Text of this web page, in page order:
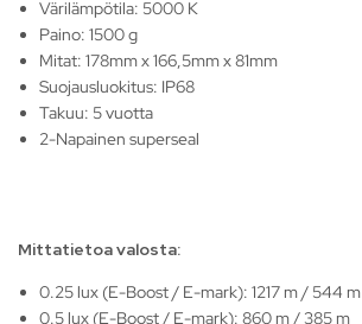
Värilämpötila: 5000 K
Paino: 1500 g
Mitat: 178mm x 166,5mm x 81mm
Suojausluokitus: IP68
Takuu: 5 vuotta
2-Napainen superseal
Mittatietoa valosta:
0.25 lux (E-Boost / E-mark): 1217 m / 544 m
0.5 lux (E-Boost / E-mark): 860 m / 385 m